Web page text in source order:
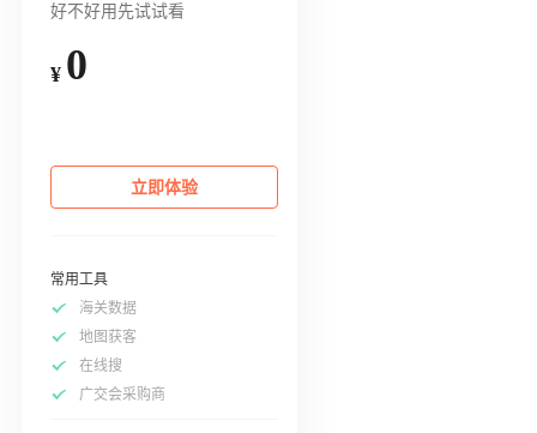
好不好用先试试看
¥ 0
立即体验
常用工具
海关数据
地图获客
在线搜
广交会采购商